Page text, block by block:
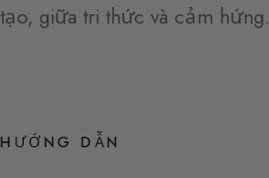
tạo, giữa tri thức và cảm hứng.
HƯỚNG DẪN